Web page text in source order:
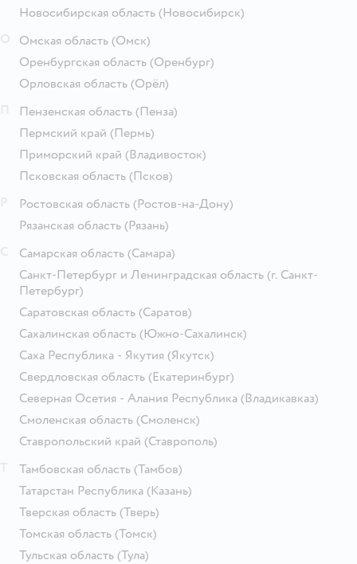
Новосибирская область (Новосибирск)
Омская область (Омск)
Оренбургская область (Оренбург)
Орловская область (Орёл)
Пензенская область (Пенза)
Пермский край (Пермь)
Приморский край (Владивосток)
Псковская область (Псков)
Ростовская область (Ростов-на-Дону)
Рязанская область (Рязань)
Самарская область (Самара)
Санкт-Петербург и Ленинградская область (г. Санкт-
Петербург)
Саратовская область (Саратов)
Сахалинская область (Южно-Сахалинск)
Саха Республика - Якутия (Якутск)
Свердловская область (Екатеринбург)
Северная Осетия - Алания Республика (Владикавказ)
Смоленская область (Смоленск)
Ставропольский край (Ставрополь)
Тамбовская область (Тамбов)
Татарстан Республика (Казань)
Тверская область (Тверь)
Томская область (Томск)
Тульская область (Тула)